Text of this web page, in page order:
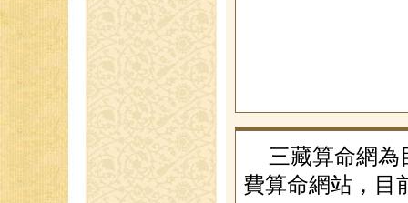
三藏算命網
費算命網站，目